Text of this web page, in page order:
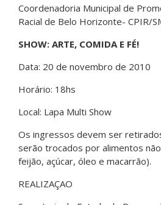
Coordenadoria Municipal de
Racial de Belo Horizonte- CPIR/
SHOW: ARTE, COMIDA E FÉ!
Data: 20 de novembro de 2010
Horário: 18hs
Local: Lapa Multi Show
Os ingressos devem ser
serão trocados por alimentos
feijão, açúcar, óleo e macarrão).
REALIZAÇAO